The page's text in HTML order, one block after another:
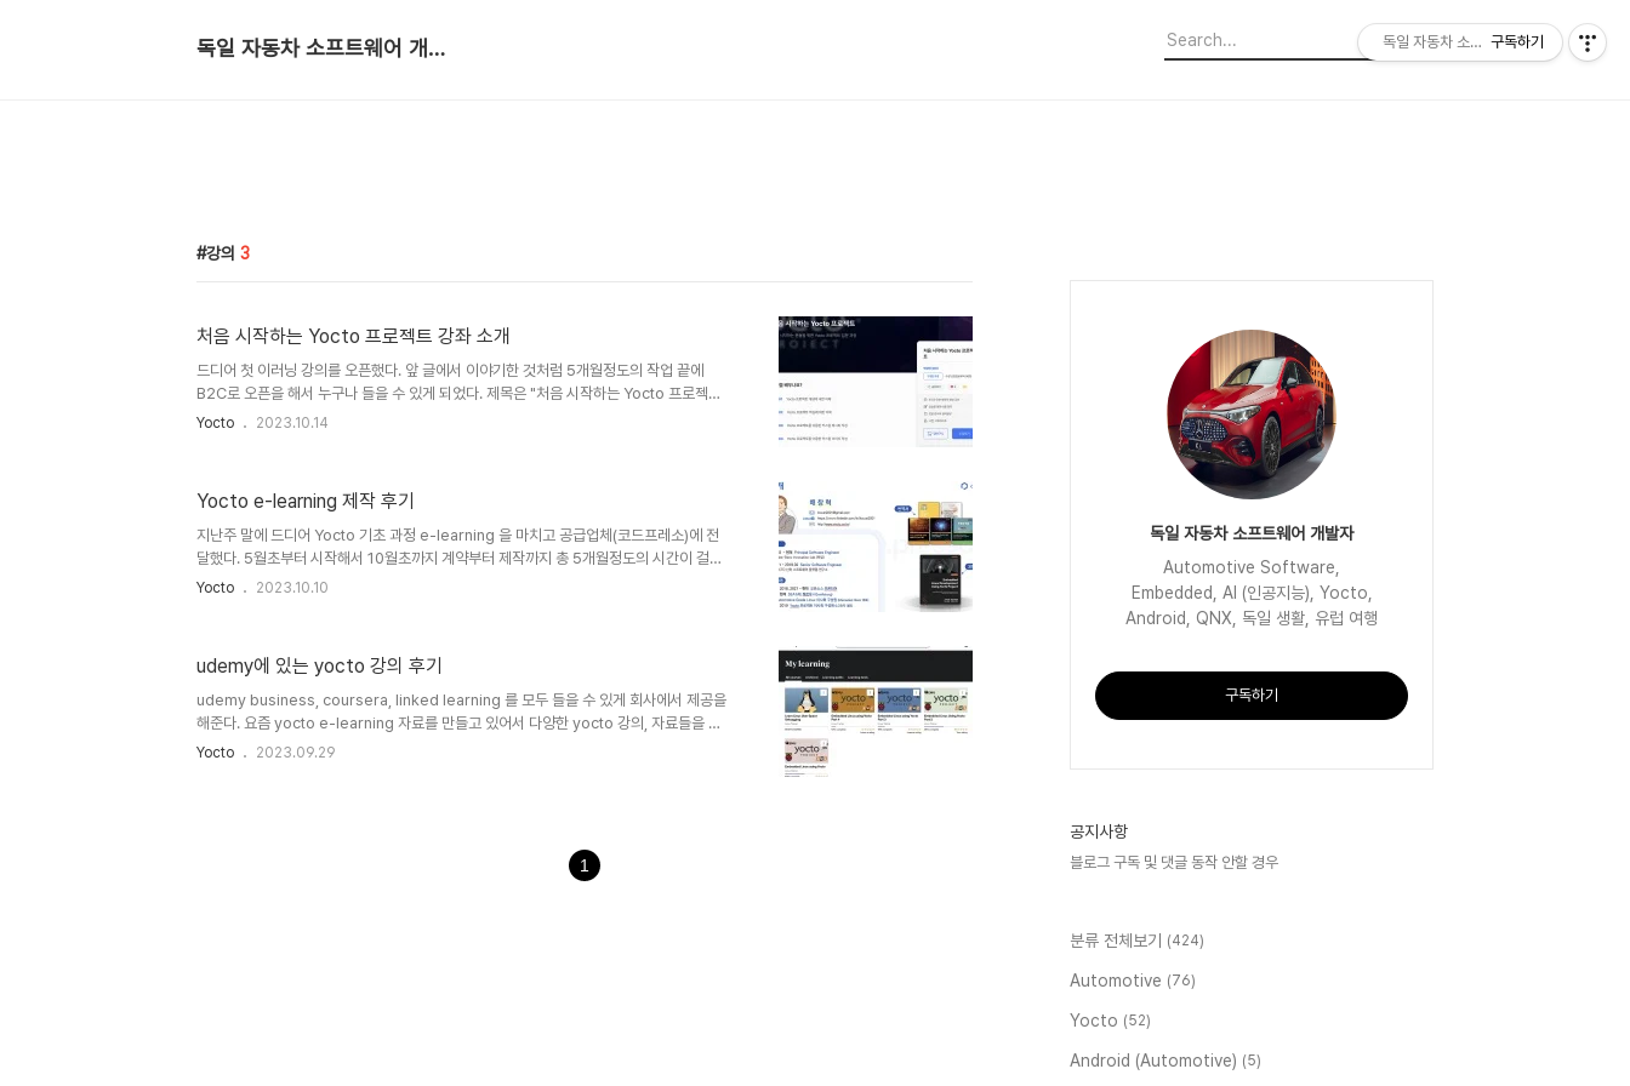
독일 자동차 소프트웨어 개발자
강의 3
처음 시작하는 Yocto 프로젝트 강좌 소개
드디어 첫 이러닝 강의를 오픈했다. 앞 글에서 이야기한 것처럼 5개월정도의 작업 끝에
B2C로 오픈을 해서 누구나 들을 수 있게 되었다. 제목은 "처음 시작하는 Yocto 프로젝
트"이고 임베디드를 개발하는 개발자라면 누구나 들을 수 있도록 최대한 기초를 담으려고
가 이론 강의 그리고 나머지 1시간 20분정도가 필자의 MACBOOK에서 실제로 실행하면
서 설명하는 실습 강의로 구성된다. 4장. Yocto 프로젝트 소개 - ..
Yocto 2023.10.14
Yocto e-learning 제작 후기
지난주 말에 드디어 Yocto 기초 과정 e-learning 을 마치고 공급업체(코드프레소)에 전
달했다. 5월초부터 시작해서 10월초까지 계약부터 제작까지 총 5개월정도의 시간이 걸렸
다. 시작은 코드프레소에서 지인에게 의뢰가 먼저 들어왔는데, 지인이 소개시켜줘서 진행하
게 되었다. 역시 전문가의 손길을 타니 다르긴 달랐다. 진행 일정 5월 초 ~ 6월 중순: 발표
자료 완성 6월 중순 ~ 6월 말: 리터칭 (코드프레소) 7월 초 ~ 9월: 녹..
Yocto 2023.10.10
udemy에 있는 yocto 강의 후기
udemy business, coursera, linked learning 를 모두 들을 수 있게 회사에서 제공을
해준다. 요즘 yocto e-learning 자료를 만들고 있어서 다양한 yocto 강의, 자료들을 수
집하면서 들어보고 있다. 최근에 udemy에 있는 yocto 강의 4파트로 되어 있는 것을 모
Yocto 2023.09.29
1
독일 자동차 소프트웨어 개발자
Automotive Software,
Embedded, AI (인공지능), Yocto,
Android, QNX, 독일 생활, 유럽 여행
구독하기
공지사항
블로그 구독 및 댓글 동작 안할 경우
분류 전체보기 (424)
Automotive (76)
Yocto (52)
Android (Automotive) (5)
독일 자동차 소프트웨어 개발자
구독하기